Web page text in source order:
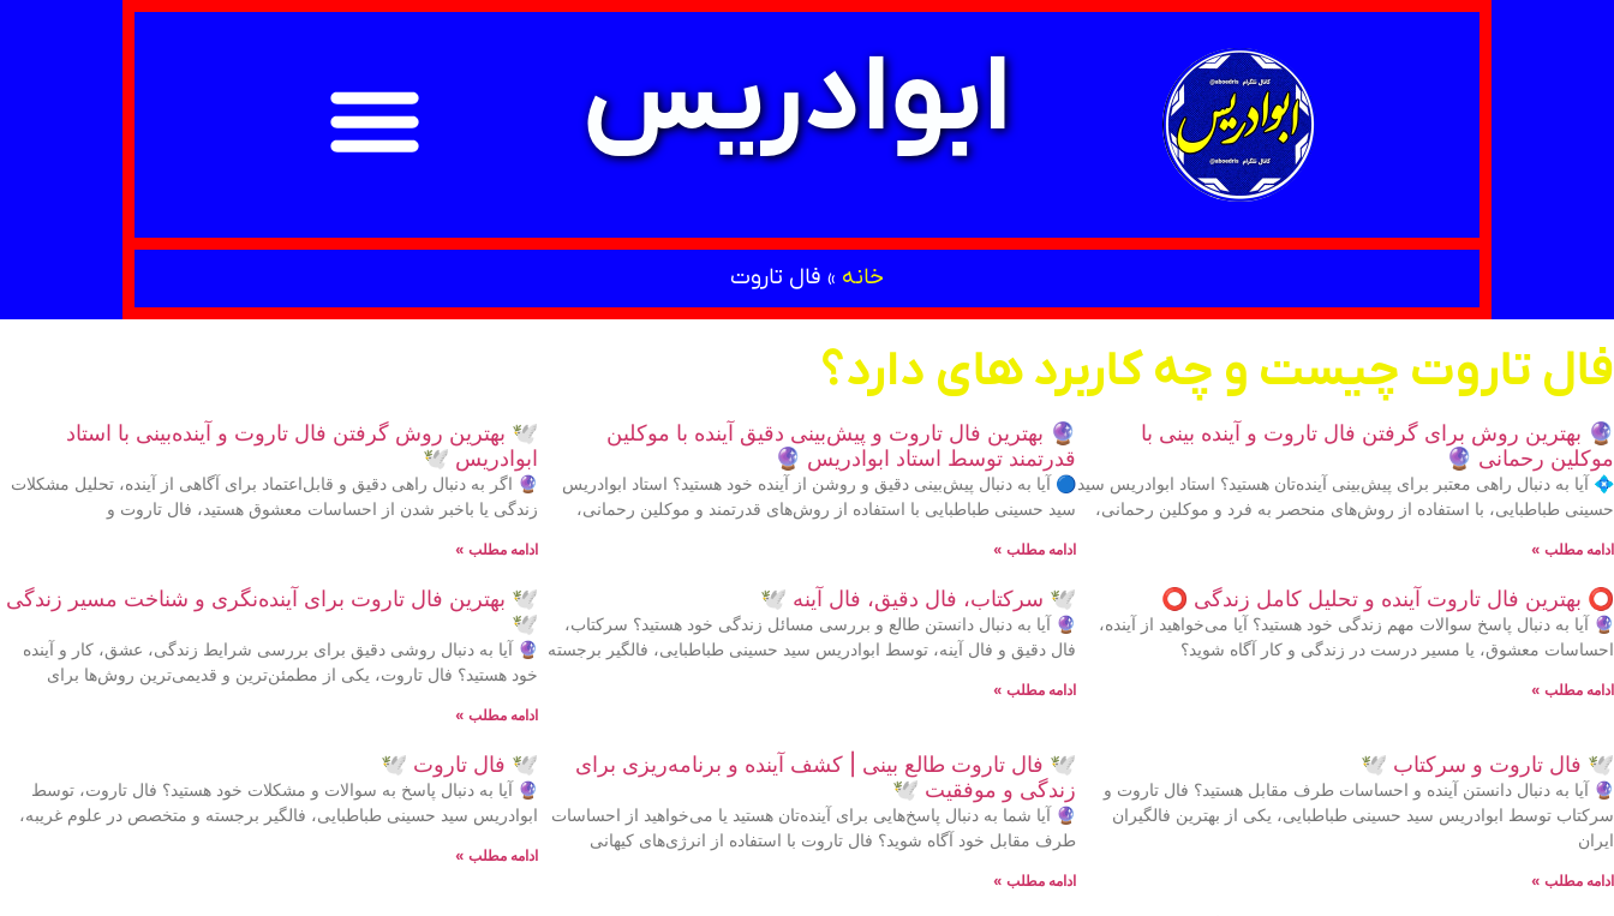
ابوادریس
خانه » فال تاروت
فال تاروت چیست و چه کاربرد های دارد؟
🔮 بهترین روش برای گرفتن فال تاروت و آینده بینی با
موکلین رحمانی 🔮
💠 آیا به دنبال راهی معتبر برای پیش‌بینی آینده‌تان هستید؟ استاد ابوادریس سید
حسینی طباطبایی، با استفاده از روش‌های منحصر به فرد و موکلین رحمانی،
ادامه مطلب »
🔮 بهترین فال تاروت و پیش‌بینی دقیق آینده با موکلین
قدرتمند توسط استاد ابوادریس 🔮
🔵 آیا به دنبال پیش‌بینی دقیق و روشن از آینده خود هستید؟ استاد ابوادریس
سید حسینی طباطبایی با استفاده از روش‌های قدرتمند و موکلین رحمانی،
ادامه مطلب »
🕊 بهترین روش گرفتن فال تاروت و آینده‌بینی با استاد
ابوادریس 🕊
🔮 اگر به دنبال راهی دقیق و قابل‌اعتماد برای آگاهی از آینده، تحلیل مشکلات
زندگی یا باخبر شدن از احساسات معشوق هستید، فال تاروت و
ادامه مطلب »
⭕️ بهترین فال تاروت آینده و تحلیل کامل زندگی ⭕️
🔮 آیا به دنبال پاسخ سوالات مهم زندگی خود هستید؟ آیا می‌خواهید از آینده،
احساسات معشوق، یا مسیر درست در زندگی و کار آگاه شوید؟
ادامه مطلب »
🕊 سرکتاب، فال دقیق، فال آینه 🕊
🔮 آیا به دنبال دانستن طالع و بررسی مسائل زندگی خود هستید؟ سرکتاب،
فال دقیق و فال آینه، توسط ابوادریس سید حسینی طباطبایی، فالگیر برجسته
ادامه مطلب »
🕊 بهترین فال تاروت برای آینده‌نگری و شناخت مسیر زندگی
🕊
🔮 آیا به دنبال روشی دقیق برای بررسی شرایط زندگی، عشق، کار و آینده
خود هستید؟ فال تاروت، یکی از مطمئن‌ترین و قدیمی‌ترین روش‌ها برای
ادامه مطلب »
🕊 فال تاروت و سرکتاب 🕊
🔮 آیا به دنبال دانستن آینده و احساسات طرف مقابل هستید؟ فال تاروت و
سرکتاب توسط ابوادریس سید حسینی طباطبایی، یکی از بهترین فالگیران
ایران
ادامه مطلب »
🕊 فال تاروت طالع بینی | کشف آینده و برنامه‌ریزی برای
زندگی و موفقیت 🕊
🔮 آیا شما به دنبال پاسخ‌هایی برای آینده‌تان هستید یا می‌خواهید از احساسات
طرف مقابل خود آگاه شوید؟ فال تاروت با استفاده از انرژی‌های کیهانی
ادامه مطلب »
🕊 فال تاروت 🕊
🔮 آیا به دنبال پاسخ به سوالات و مشکلات خود هستید؟ فال تاروت، توسط
ابوادریس سید حسینی طباطبایی، فالگیر برجسته و متخصص در علوم غریبه،
ادامه مطلب »